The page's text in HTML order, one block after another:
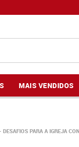
MAIS VENDIDOS
DESAFIOS PARA A IGREJA